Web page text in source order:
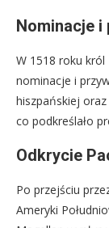
Nominacje i
W 1518 roku król
nominacje i
hiszpańskiej
co podkreślało
Odkrycie
Po przejściu
Ameryki